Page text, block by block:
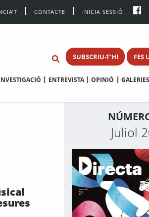
CONTACTE INICIA SESSIÓ
SUBSCRIU-T'HI FES
ENTREVISTA OPINIÓ GALERIES
Juliol